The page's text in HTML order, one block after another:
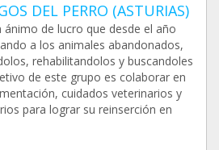
DEL PERRO (ASTURIAS)
de lucro que desde el año
a los animales abandonados,
rehabilitandolos y buscandoles
de este grupo es colaborar en
cuidados veterinarios y
para lograr su reinserción en